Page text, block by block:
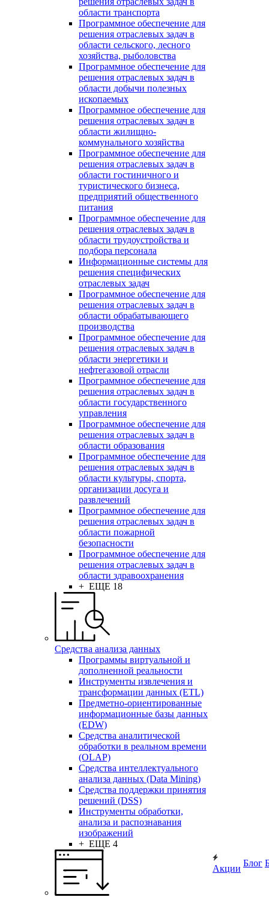
области транспорта
Программное обеспечение для
решения отраслевых задач в
области сельского, лесного
хозяйства, рыболовства
Программное обеспечение для
решения отраслевых задач в
области добычи полезных
ископаемых
Программное обеспечение для
решения отраслевых задач в
области жилищно-
коммунального хозяйства
Программное обеспечение для
решения отраслевых задач в
области гостиничного и
туристического бизнеса,
предприятий общественного
питания
Программное обеспечение для
решения отраслевых задач в
области трудоустройства и
подбора персонала
Информационные системы для
решения специфических
отраслевых задач
Программное обеспечение для
решения отраслевых задач в
области обрабатывающего
производства
Программное обеспечение для
решения отраслевых задач в
области энергетики и
нефтегазовой отрасли
Программное обеспечение для
решения отраслевых задач в
области государственного
управления
Программное обеспечение для
решения отраслевых задач в
области образования
Программное обеспечение для
решения отраслевых задач в
области культуры, спорта,
организации досуга и
развлечений
Программное обеспечение для
решения отраслевых задач в
области пожарной
безопасности
Программное обеспечение для
решения отраслевых задач в
области здравоохранения
+ ЕЩЕ 18
Средства анализа данных
Программы виртуальной и
дополненной реальности
Инструменты извлечения и
трансформации данных (ETL)
Предметно-ориентированные
информационные базы данных
(EDW)
Средства аналитической
обработки в реальном времени
(OLAP)
Средства интеллектуального
анализа данных (Data Mining)
Средства поддержки принятия
решений (DSS)
Инструменты обработки,
анализа и распознавания
изображений
+ ЕЩЕ 4
Акции
Блог